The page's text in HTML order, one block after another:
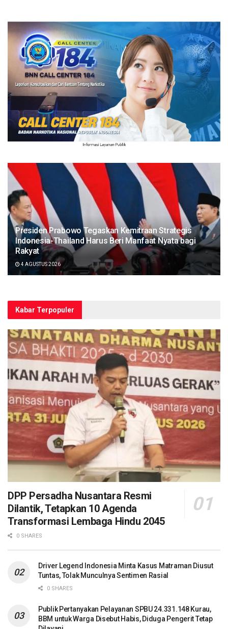
Presiden Prabowo Tegaskan Kemitraan Strategis
Indonesia-Thailand Harus Beri Manfaat Nyata bagi
Rakyat
4 AGUSTUS 2026
Kabar Terpopuler
DPP Persadha Nusantara Resmi
Dilantik, Tetapkan 10 Agenda
Transformasi Lembaga Hindu 2045
0 SHARES
Driver Legend Indonesia Minta Kasus Matraman Diusut
Tuntas, Tolak Munculnya Sentimen Rasial
0 SHARES
Publik Pertanyakan Pelayanan SPBU 24.331.148 Kurau,
BBM untuk Warga Disebut Habis, Diduga Pengerit Tetap